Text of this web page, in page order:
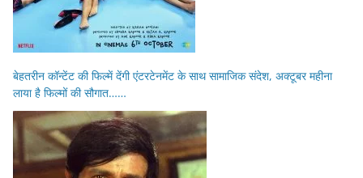
बेहतरीन कॉन्टेंट की फिल्में देंगी एंटरटेनमेंट के साथ सामाजिक संदेश, अक्टूबर महीना
लाया है फिल्मों की सौगात……